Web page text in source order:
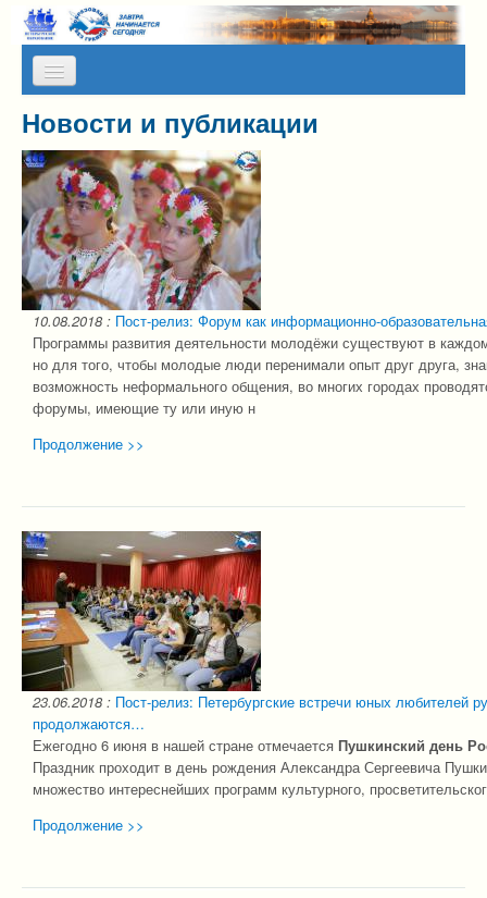
Skip to content
Skip to navigation
О НАС
КАЛЕНДАРЬ МЕРОПРИЯТИЙ
ПРЕСС-СЛУЖБА
АЛЬМАНАХ МИР
ПРОГРАММЫ НА КАНИКУЛЫ
ОТЗЫВЫ
ФОТОГАЛЕРЕИ
Новости и публикации
10.08.2018 : Пост-релиз: Форум как информационно-
Программы развития деятельности молодёжи существуют в
но для того, чтобы молодые люди перенимали опыт друг друга,
возможность неформального общения, во многих городах
форумы, имеющие ту или иную н
Продолжение >>
23.06.2018 : Пост-релиз: Петербургские встречи юных любителей
продолжаются…
Ежегодно 6 июня в нашей стране отмечается Пушкинский день
Праздник проходит в день рождения Александра Сергеевича
множество интереснейших программ культурного,
Продолжение >>